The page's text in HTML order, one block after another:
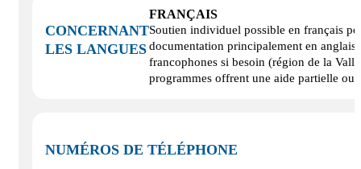
CONCERNANT
LES LANGUES
FRANÇAIS
Soutien individuel possible en français
documentation principalement en
francophones si besoin (région de la
programmes offrent une aide partielle ou
NUMÉROS DE TÉLÉPHONE